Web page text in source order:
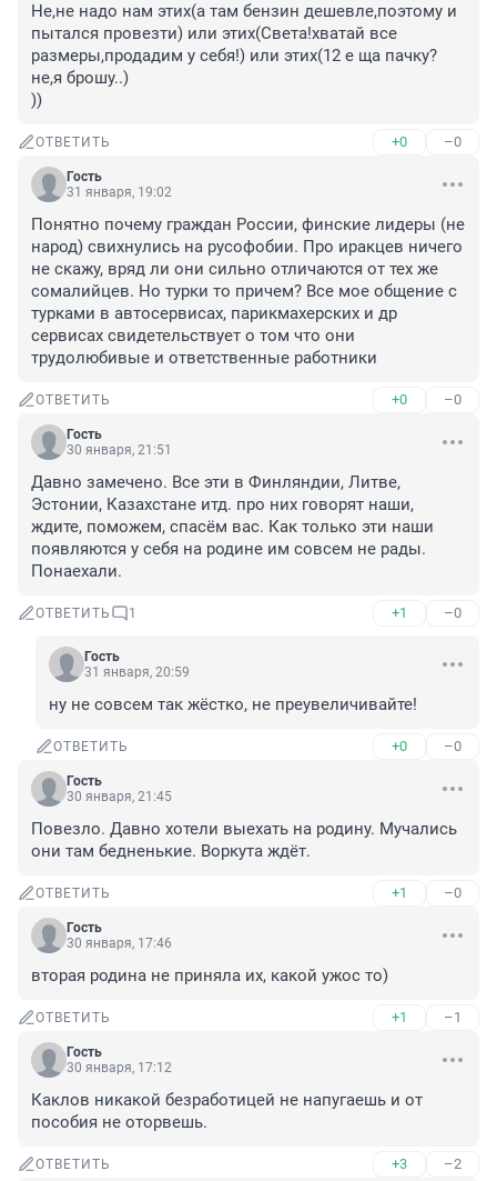
Не,не надо нам этих(а там бензин дешевле,поэтому и
пытался провезти) или этих(Света!хватай все
размеры,продадим у себя!) или этих(12 е ща пачку?
не,я брошу..)
))
ОТВЕТИТЬ +0 –0
Гость
31 января, 19:02
Понятно почему граждан России, финские лидеры (не
народ) свихнулись на русофобии. Про иракцев ничего
не скажу, вряд ли они сильно отличаются от тех же
сомалийцев. Но турки то причем? Все мое общение с
турками в автосервисах, парикмахерских и др
сервисах свидетельствует о том что они
трудолюбивые и ответственные работники
ОТВЕТИТЬ +0 –0
Гость
30 января, 21:51
Давно замечено. Все эти в Финляндии, Литве,
Эстонии, Казахстане итд. про них говорят наши,
ждите, поможем, спасём вас. Как только эти наши
появляются у себя на родине им совсем не рады.
Понаехали.
ОТВЕТИТЬ 1 +1 –0
Гость
31 января, 20:59
ну не совсем так жёстко, не преувеличивайте!
ОТВЕТИТЬ +0 –0
Гость
30 января, 21:45
Повезло. Давно хотели выехать на родину. Мучались
они там бедненькие. Воркута ждёт.
ОТВЕТИТЬ +1 –0
Гость
30 января, 17:46
вторая родина не приняла их, какой ужос то)
ОТВЕТИТЬ +1 –1
Гость
30 января, 17:12
Каклов никакой безработицей не напугаешь и от
пособия не оторвешь.
ОТВЕТИТЬ +3 –2